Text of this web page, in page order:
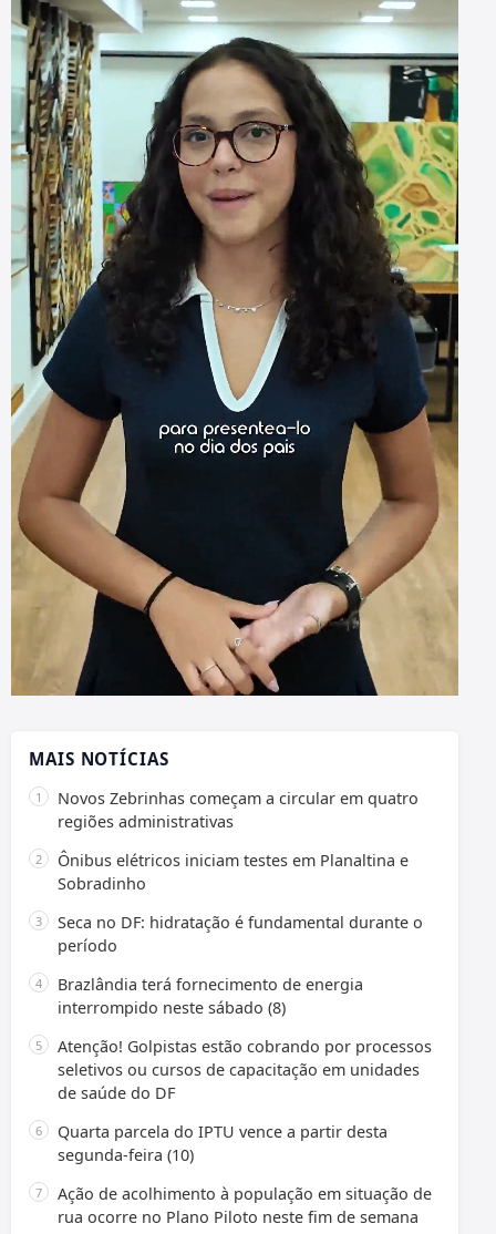
MAIS NOTÍCIAS
Novos Zebrinhas começam a circular em quatro
regiões administrativas
Ônibus elétricos iniciam testes em Planaltina e
Sobradinho
Seca no DF: hidratação é fundamental durante o
período
Brazlândia terá fornecimento de energia
interrompido neste sábado (8)
Atenção! Golpistas estão cobrando por processos
seletivos ou cursos de capacitação em unidades
de saúde do DF
Quarta parcela do IPTU vence a partir desta
segunda-feira (10)
Ação de acolhimento à população em situação de
rua ocorre no Plano Piloto neste fim de semana